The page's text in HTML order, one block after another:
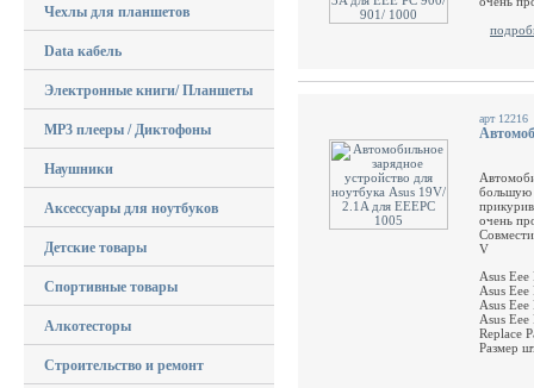
Чехлы для планшетов
Data кабель
Электронные книги/ Планшеты
MP3 плееры / Диктофоны
Наушники
Аксессуары для ноутбуков
Детские товары
Спортивные товары
Алкотесторы
Строительство и ремонт
арт 12216
большую
очень
V
Asus
Asus
Asus
Asus
Replace
Размер